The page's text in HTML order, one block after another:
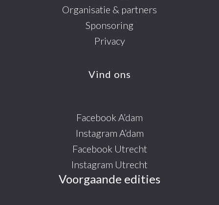
Organisatie & partners
Sponsoring
Privacy
Vind ons
Facebook A’dam
Instagram A’dam
Facebook Utrecht
Instagram Utrecht
Voorgaande edities